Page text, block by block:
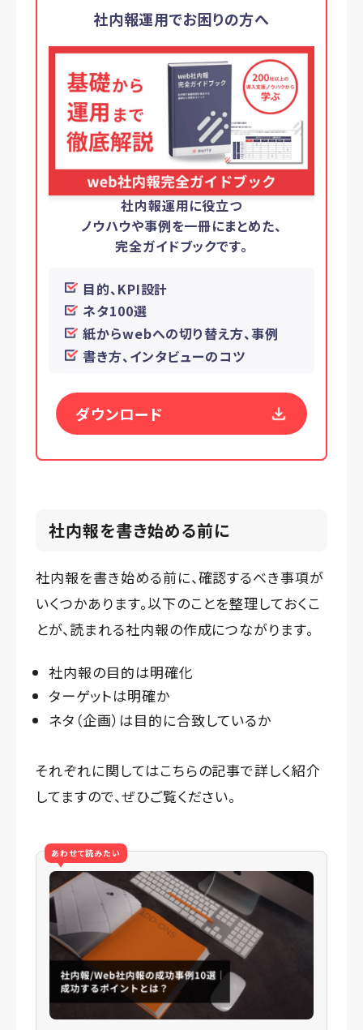
社内報運用でお困りの方へ
社内報運用に役立つ
ノウハウや事例を一冊にまとめた、
完全ガイドブックです。
目的、KPI設計
ネタ100選
紙からwebへの切り替え方、事例
書き方、インタビューのコツ
ダウンロード
社内報を書き始める前に
社内報を書き始める前に、確認するべき事項が
いくつかあります。以下のことを整理しておくこ
とが、読まれる社内報の作成につながります。
社内報の目的は明確化
ターゲットは明確か
ネタ（企画）は目的に合致しているか
それぞれに関してはこちらの記事で詳しく紹介
してますので、ぜひご覧ください。
あわせて読みたい